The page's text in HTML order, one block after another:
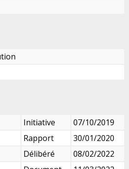
Initiative
07/10/2019
Rapport
30/01/2020
Délibéré
08/02/2022